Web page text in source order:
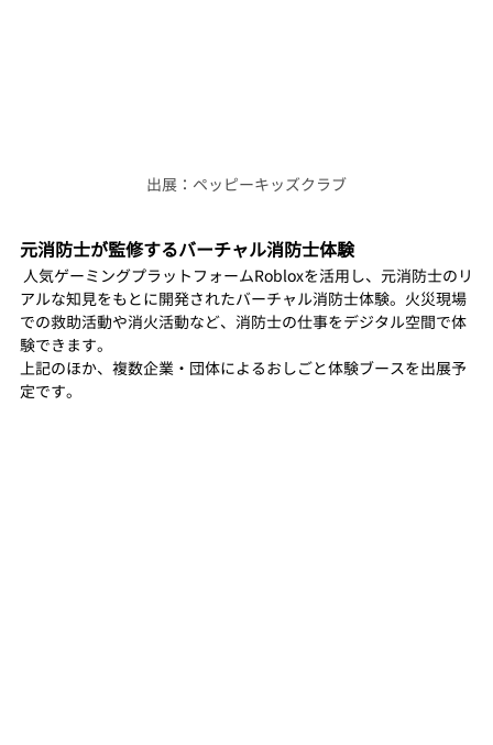
出展：ペッピーキッズクラブ
元消防士が監修するバーチャル消防士体験
人気ゲーミングプラットフォームRobloxを活用し、元消防士のリ
アルな知見をもとに開発されたバーチャル消防士体験。火災現場
での救助活動や消火活動など、消防士の仕事をデジタル空間で体
験できます。
上記のほか、複数企業・団体によるおしごと体験ブースを出展予
定です。